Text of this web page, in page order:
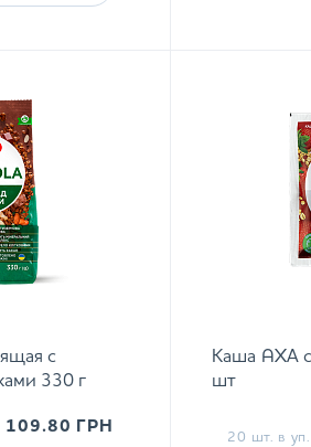
с
330 г
109.80 ГРН
Каша AХА
шт
20 шт. в уп.